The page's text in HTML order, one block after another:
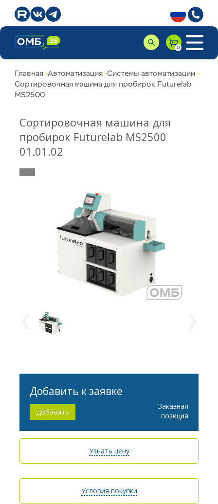
Главная Автоматизация Системы автоматизации
Сортировочная машина для пробирок Futurelab
MS2500
Сортировочная машина для
пробирок Futurelab MS2500
01.01.02
Добавить к заявке
Добавить
Заказная
позиция
Узнать цену
Условия покупки